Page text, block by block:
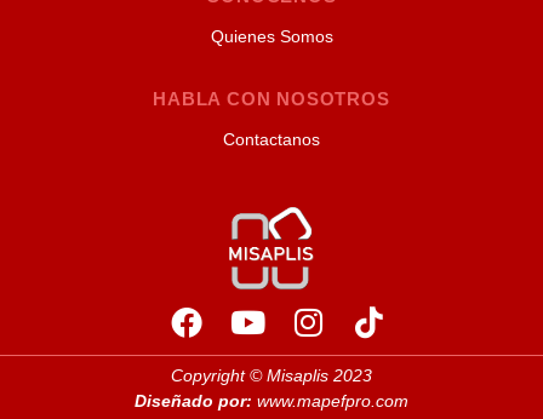
Quienes Somos
HABLA CON NOSOTROS
Contactanos
Copyright © Misaplis 2023
Diseñado por: www.mapefpro.com